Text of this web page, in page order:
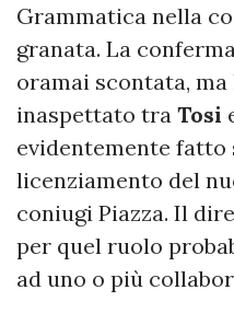
Grammatica nella
granata. La
oramai scontata,
inaspettato tra Tosi
evidentemente
licenziamento del
coniugi Piazza. Il
per quel ruolo
ad uno o più